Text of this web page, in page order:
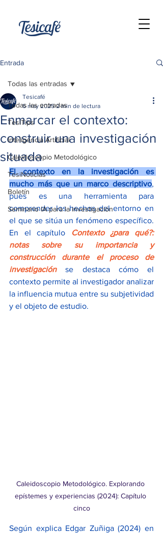
Entrada
Todas las entradas
TesiTips
Inteligencia Artificial
Caleidoscopio Metodológico
TesiNoticias
Boletín
Seminario IA para la investigación
Todas las entradas
Enmarcar el contexto:
construir una investigación
situada
Tesicafé
6 may 2025 2 min de lectura
El contexto en la investigación es
mucho más que un marco descriptivo,
pues es una herramienta para
comprender los hechos del entorno en
el que se sitúa un fenómeno específico.
En el capítulo
Contexto ¿para qué?:
notas sobre su importancia y
construcción durante el proceso de
investigación
se destaca cómo el
contexto permite al investigador analizar
la influencia mutua entre su subjetividad
y el objeto de estudio.
Caleidoscopio Metodológico. Explorando
epístemes y experiencias (2024): Capítulo
cinco
Según explica Edgar Zuñiga (2024) en